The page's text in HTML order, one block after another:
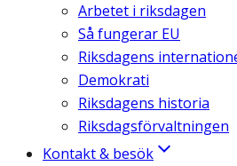
Arbetet i riksdagen
Så fungerar EU
Riksdagens
Demokrati
Riksdagens historia
Riksdagsförvaltningen
Kontakt & besök